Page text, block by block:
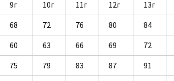
9г 10г 11г 12г 13г
68 72 76 80 84
60 63 66 69 72
75 79 83 87 91